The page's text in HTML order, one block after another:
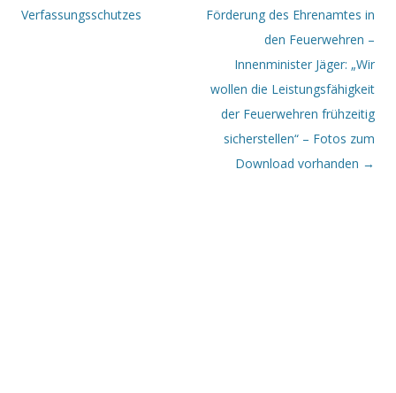
Verfassungsschutzes
Förderung des Ehrenamtes in
den Feuerwehren –
Innenminister Jäger: „Wir
wollen die Leistungsfähigkeit
der Feuerwehren frühzeitig
sicherstellen“ – Fotos zum
Download vorhanden →